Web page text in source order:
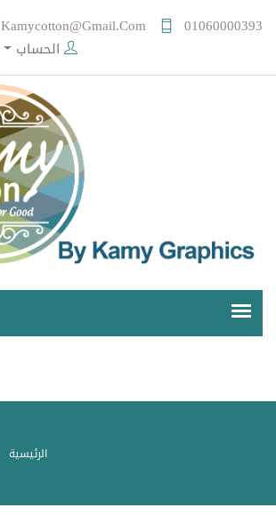
01060000393
Kamycotton@gmail.com
الحساب
الرئيسية